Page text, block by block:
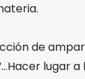
de
lugar